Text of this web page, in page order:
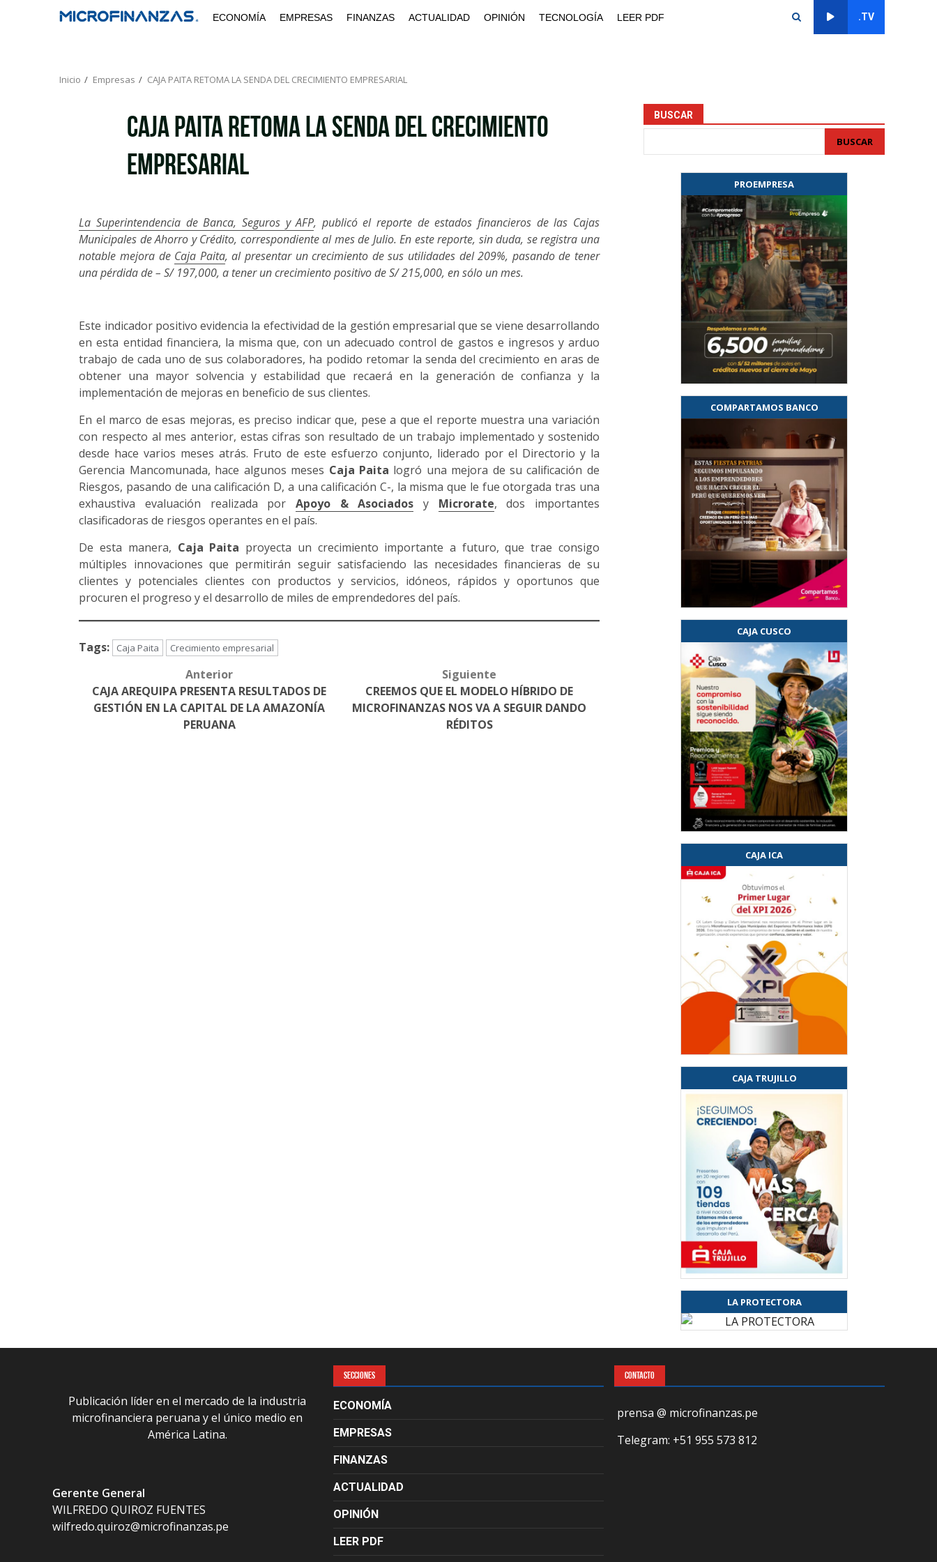
ECONOMÍA EMPRESAS FINANZAS ACTUALIDAD OPINIÓN TECNOLOGÍA LEER PDF .TV
Inicio Empresas CAJA PAITA RETOMA LA SENDA DEL CRECIMIENTO EMPRESARIAL
CAJA PAITA RETOMA LA SENDA DEL CRECIMIENTO
EMPRESARIAL
La Superintendencia de Banca, Seguros y AFP, publicó el reporte de estados financieros de las Cajas
Municipales de Ahorro y Crédito, correspondiente al mes de Julio. En este reporte, sin duda, se registra una
notable mejora de Caja Paita, al presentar un crecimiento de sus utilidades del 209%, pasando de tener
una pérdida de – S/ 197,000, a tener un crecimiento positivo de S/ 215,000, en sólo un mes.
Este indicador positivo evidencia la efectividad de la gestión empresarial que se viene desarrollando
en esta entidad financiera, la misma que, con un adecuado control de gastos e ingresos y arduo
trabajo de cada uno de sus colaboradores, ha podido retomar la senda del crecimiento en aras de
obtener una mayor solvencia y estabilidad que recaerá en la generación de confianza y la
implementación de mejoras en beneficio de sus clientes.
En el marco de esas mejoras, es preciso indicar que, pese a que el reporte muestra una variación
con respecto al mes anterior, estas cifras son resultado de un trabajo implementado y sostenido
desde hace varios meses atrás. Fruto de este esfuerzo conjunto, liderado por el Directorio y la
Gerencia Mancomunada, hace algunos meses Caja Paita logró una mejora de su calificación de
Riesgos, pasando de una calificación D, a una calificación C-, la misma que le fue otorgada tras una
exhaustiva evaluación realizada por Apoyo & Asociados y Microrate, dos importantes
clasificadoras de riesgos operantes en el país.
De esta manera, Caja Paita proyecta un crecimiento importante a futuro, que trae consigo
múltiples innovaciones que permitirán seguir satisfaciendo las necesidades financieras de su
clientes y potenciales clientes con productos y servicios, idóneos, rápidos y oportunos que
procuren el progreso y el desarrollo de miles de emprendedores del país.
Tags: Caja Paita Crecimiento empresarial
navigation
Anterior
CAJA AREQUIPA PRESENTA RESULTADOS DE
GESTIÓN EN LA CAPITAL DE LA AMAZONÍA
PERUANA
Siguiente
CREEMOS QUE EL MODELO HÍBRIDO DE
MICROFINANZAS NOS VA A SEGUIR DANDO
RÉDITOS
BUSCAR
BUSCAR
PROEMPRESA
COMPARTAMOS BANCO
CAJA CUSCO
CAJA ICA
CAJA TRUJILLO
LA PROTECTORA
Publicación líder en el mercado de la industria
microfinanciera peruana y el único medio en
América Latina.
Gerente General
WILFREDO QUIROZ FUENTES
wilfredo.quiroz@microfinanzas.pe
SECCIONES
ECONOMÍA
EMPRESAS
FINANZAS
ACTUALIDAD
OPINIÓN
LEER PDF
CONTACTO
prensa @ microfinanzas.pe
Telegram: +51 955 573 812